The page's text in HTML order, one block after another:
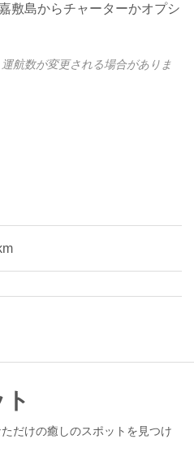
敷島からチャーターかオプシ
航数が変更される場合がありま
だけの癒しのスポットを見つけ